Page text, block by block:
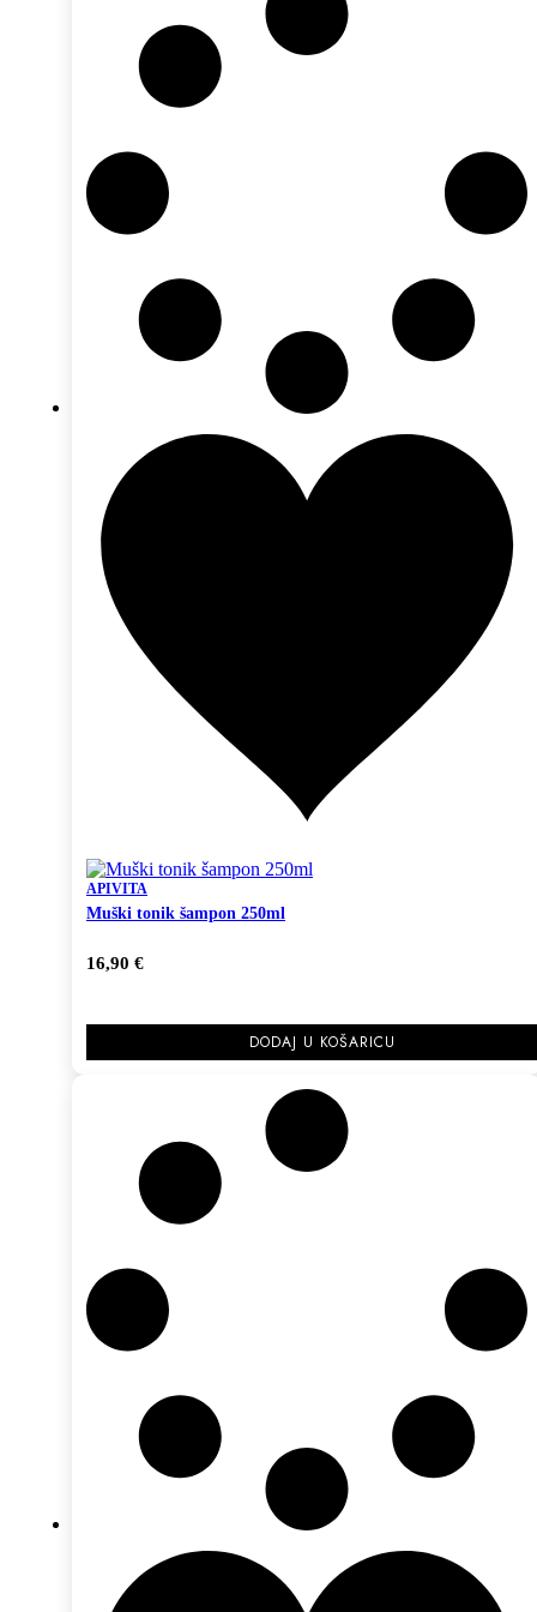
APIVITA
Muški tonik šampon 250ml
16,90 €
DODAJ U KOŠARICU